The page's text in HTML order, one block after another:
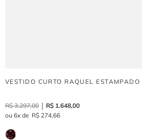
VESTIDO CURTO RAQUEL ESTAMPADO
R$ 3.297,00 R$ 1.648,00
6
R$ 274,66